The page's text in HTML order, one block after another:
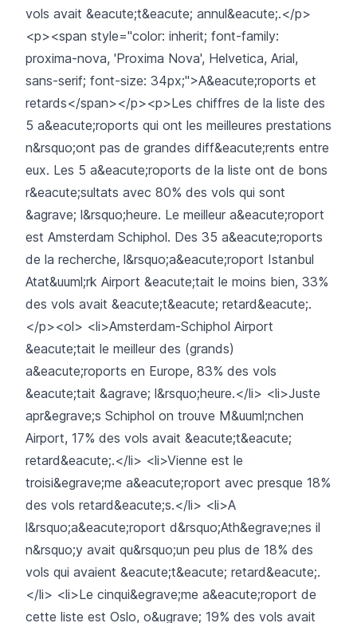
vols avait &eacute;t&eacute; annul&eacute;.</p>
<p><span style="color: inherit; font-family:
proxima-nova, 'Proxima Nova', Helvetica, Arial,
sans-serif; font-size: 34px;">A&eacute;roports et
retards</span></p><p>Les chiffres de la liste des
5 a&eacute;roports qui ont les meilleures prestations
n&rsquo;ont pas de grandes diff&eacute;rents entre
eux. Les 5 a&eacute;roports de la liste ont de bons
r&eacute;sultats avec 80% des vols qui sont
&agrave; l&rsquo;heure. Le meilleur a&eacute;roport
est Amsterdam Schiphol. Des 35 a&eacute;roports
de la recherche, l&rsquo;a&eacute;roport Istanbul
Atat&uuml;rk Airport &eacute;tait le moins bien, 33%
des vols avait &eacute;t&eacute; retard&eacute;.
</p><ol> <li>Amsterdam-Schiphol Airport
&eacute;tait le meilleur des (grands)
a&eacute;roports en Europe, 83% des vols
&eacute;tait &agrave; l&rsquo;heure.</li> <li>Juste
apr&egrave;s Schiphol on trouve M&uuml;nchen
Airport, 17% des vols avait &eacute;t&eacute;
retard&eacute;.</li> <li>Vienne est le
troisi&egrave;me a&eacute;roport avec presque 18%
des vols retard&eacute;s.</li> <li>A
l&rsquo;a&eacute;roport d&rsquo;Ath&egrave;nes il
n&rsquo;y avait qu&rsquo;un peu plus de 18% des
vols qui avaient &eacute;t&eacute; retard&eacute;.
</li> <li>Le cinqui&egrave;me a&eacute;roport de
cette liste est Oslo, o&ugrave; 19% des vols avait